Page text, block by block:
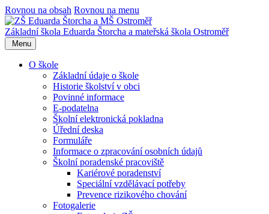
Rovnou na obsah Rovnou na menu
Základní škola Eduarda Štorcha a mateřská škola Ostroměř
Menu
O škole
Základní údaje o škole
Historie školství v obci
Povinné informace
E-podatelna
Školní elektronická pokladna
Úřední deska
Formuláře
Informace o zpracování osobních údajů
Školní poradenské pracoviště
Kariérové poradenství
Speciální vzdělávací potřeby
Prevence rizikového chování
Fotogalerie